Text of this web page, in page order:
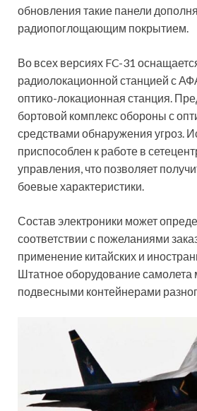
обновления такие панели
радиопоглощающим покрытием.
Во всех версиях FC-31
радиолокационной станцией с
оптико-локационная станция.
бортовой комплекс обороны с
средствами обнаружения угроз.
приспособлен к работе в
управления, что позволяет
боевые характеристики.
Состав электроники может
соответствии с пожеланиями
применение китайских и
Штатное оборудование самолета
подвесными контейнерами